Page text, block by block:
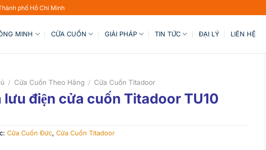
phố Hồ Chí Minh
MINH CỬA CUỐN GIẢI PHÁP TIN TỨC ĐẠI LÝ LIÊN HỆ
/ Cửa Cuốn Theo Hãng / Cửa Cuốn Titadoor
lưu điện cửa cuốn Titadoor TU10
Cửa Cuốn Đức, Cửa Cuốn Titadoor